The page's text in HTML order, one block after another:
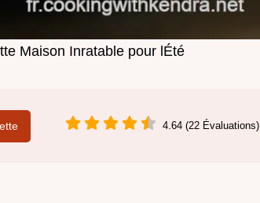
Maison Inratable pour lÉté
4.64 (22 Évaluations)